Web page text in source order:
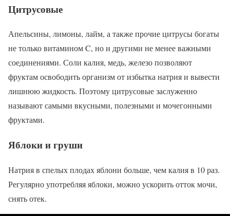
Цитрусовые
Апельсины, лимоны, лайм, а также прочие цитрусы богаты
не только витамином C, но и другими не менее важными
соединениями. Соли калия, медь, железо позволяют
фруктам освободить организм от избытка натрия и вывести
лишнюю жидкость. Поэтому цитрусовые заслуженно
называют самыми вкусными, полезными и мочегонными
фруктами.
Яблоки и груши
Натрия в спелых плодах яблони больше, чем калия в 10 раз.
Регулярно употребляя яблоки, можно ускорить отток мочи,
снять отек.